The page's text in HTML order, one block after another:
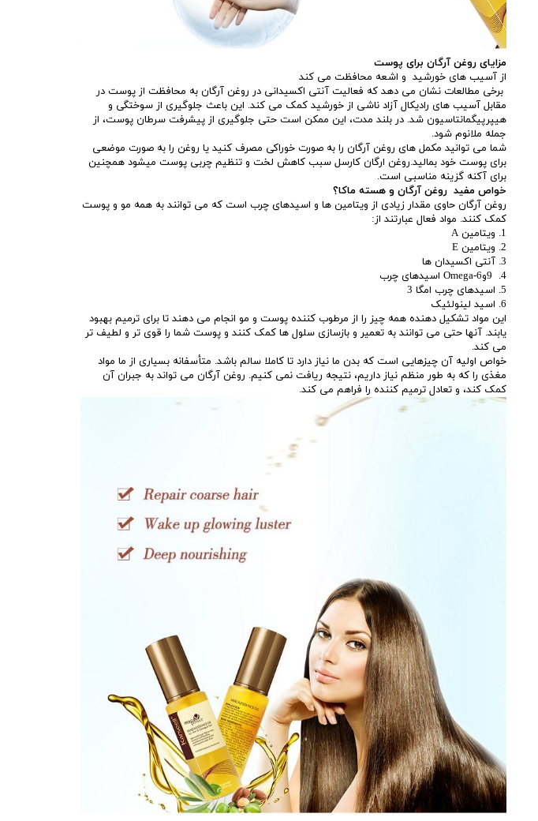
مزایای روغن آرگان برای پوست
از آسیب های خورشید و اشعه محافظت می کند
برخی مطالعات نشان می دهد که فعالیت آنتی اکسیدانی در روغن آرگان به محافظت از پوست در
مقابل آسیب های رادیکال آزاد ناشی از خورشید کمک می کند. این باعث جلوگیری از سوختگی و
هیپرپیگمانتاسیون شد. در بلند مدت، این ممکن است حتی جلوگیری از پیشرفت سرطان پوست، از
جمله ملانوم شود.
شما می توانید مکمل های روغن آرگان را به صورت خوراکی مصرف کنید یا روغن را به صورت موضعی
برای پوست خود بمالید.روغن ارگان کارسل سبب کاهش لخت و تنظیم چربی پوست میشود همچنین
برای آکنه گزینه مناسبی است.
خواص مفید روغن آرگان و هسته ماکا؟
روغن آرگان حاوی مقدار زیادی از ویتامین ها و اسیدهای چرب است که می توانند به همه مو و پوست
کمک کنند. مواد فعال عبارتند از:
1. ویتامین A
2. ویتامین E
3. آنتی اکسیدان ها
4. 9وOmega-6 اسیدهای چرب
5. اسیدهای چرب امگا 3
6. اسید لینولئیک
این مواد تشکیل دهنده همه چیز را از مرطوب کننده پوست و مو انجام می دهند تا برای ترمیم بهبود
یابند. آنها حتی می توانند به تعمیر و بازسازی سلول ها کمک کنند و پوست شما را قوی تر و لطیف تر
می کند.
خواص اولیه آن چیزهایی است که بدن ما نیاز دارد تا کاملا سالم باشد. متأسفانه بسیاری از ما مواد
مغذی را که به طور منظم نیاز داریم، نتیجه ریافت نمی کنیم. روغن آرگان می تواند به جبران آن
کمک کند، و تعادل ترمیم کننده را فراهم می کند.